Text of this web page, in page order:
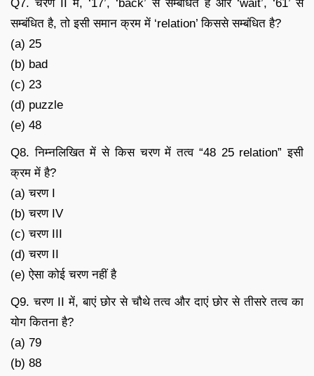
Q7. चरण II में, ‘17’, ‘back’ से सम्बंधित है और ‘wait’, ‘61’ से
सम्बंधित है, तो इसी समान क्रम में ‘relation’ किससे सम्बंधित है?
(a) 25
(b) bad
(c) 23
(d) puzzle
(e) 48
Q8. निम्नलिखित में से किस चरण में तत्व “48 25 relation” इसी
क्रम में है?
(a) चरण I
(b) चरण IV
(c) चरण III
(d) चरण II
(e) ऐसा कोई चरण नहीं है
Q9. चरण II में, बाएं छोर से चौथे तत्व और दाएं छोर से तीसरे तत्व का
योग कितना है?
(a) 79
(b) 88